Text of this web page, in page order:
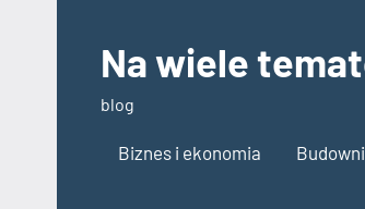
contentNa wiele
blog
Biznes i ekonomia